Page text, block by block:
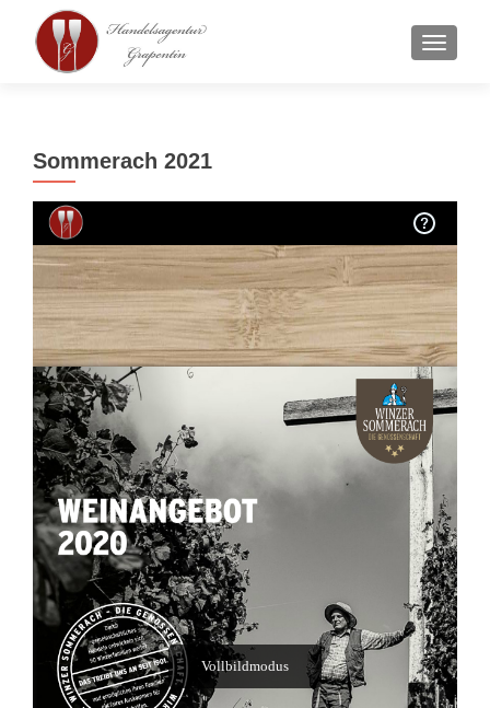
Sommerach 2021